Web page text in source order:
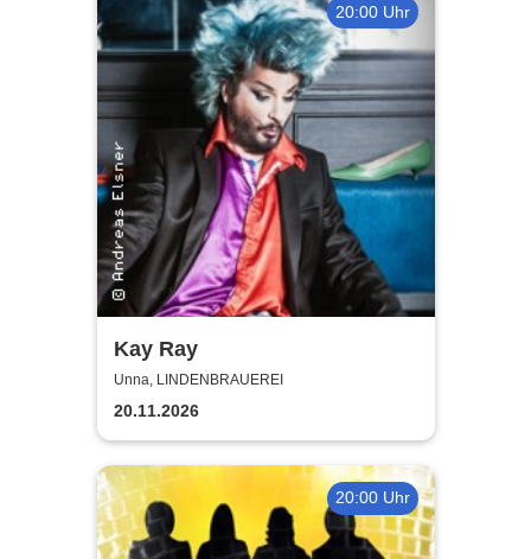
20:00 Uhr
Kay Ray
Unna, LINDENBRAUEREI
20.11.2026
20:00 Uhr